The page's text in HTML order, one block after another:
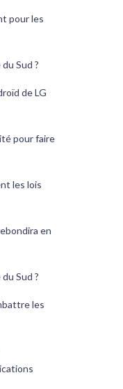
pour les
Sud ?
de LG
pour faire
les lois
en
Sud ?
les